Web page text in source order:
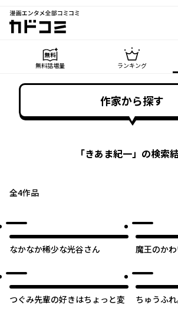
漫画エンタメ全部コミコミ
カドコミ
無料話増量 ランキング
作家から探す
「きあま紀一」の検索
全4作品
なかなか稀少な光谷さん 魔王のか
つぐみ先輩の好きはちょっと変 ちゅうふれ